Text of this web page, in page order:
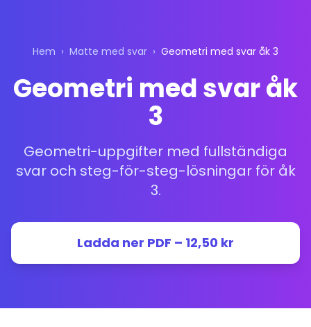
Hem › Matte med svar › Geometri med svar åk 3
Geometri med svar åk
3
Geometri-uppgifter med fullständiga
svar och steg-för-steg-lösningar för åk
3.
Ladda ner PDF – 12,50 kr